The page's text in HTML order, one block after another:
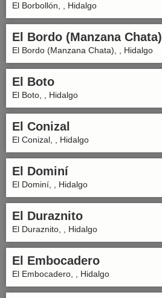
El Borbollón, , Hidalgo
El Bordo (Manzana Chata)
El Bordo (Manzana Chata), , Hidalgo
El Boto
El Boto, , Hidalgo
El Conizal
El Conizal, , Hidalgo
El Dominí
El Dominí, , Hidalgo
El Duraznito
El Duraznito, , Hidalgo
El Embocadero
El Embocadero, , Hidalgo